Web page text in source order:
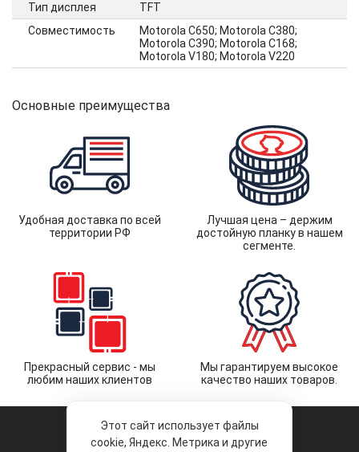
Тип дисплея
TFT
Совместимость
Motorola C650; Motorola C380;
Motorola C390; Motorola C168;
Motorola V180; Motorola V220
Основные преимущества
Удобная доставка по всей
территории РФ
Лучшая цена – держим
достойную планку в нашем
сегменте.
Прекрасный сервис - мы
любим наших клиентов
Мы гарантируем высокое
качество наших товаров.
Этот сайт использует файлы
cookie, Яндекс. Метрика и другие